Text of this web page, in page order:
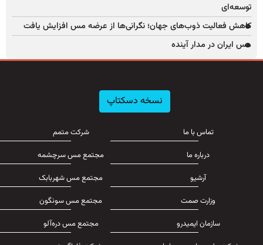
توسعه‌ای
کاهش فعالیت ذوب‌های جهان؛ نگرانی‌ها از عرضه مس افزایش یافت
مس ایران در مدار آینده
نسخه دسکتاپ
تماس با ما
درباره ما
آرشیو
وزارت صمت
سازمان ایمیدرو
شرکت متمم
مجتمع مس سرچشمه
مجتمع مس شهربابک
مجتمع مس سونگون
مجتمع مس دره‌آلو